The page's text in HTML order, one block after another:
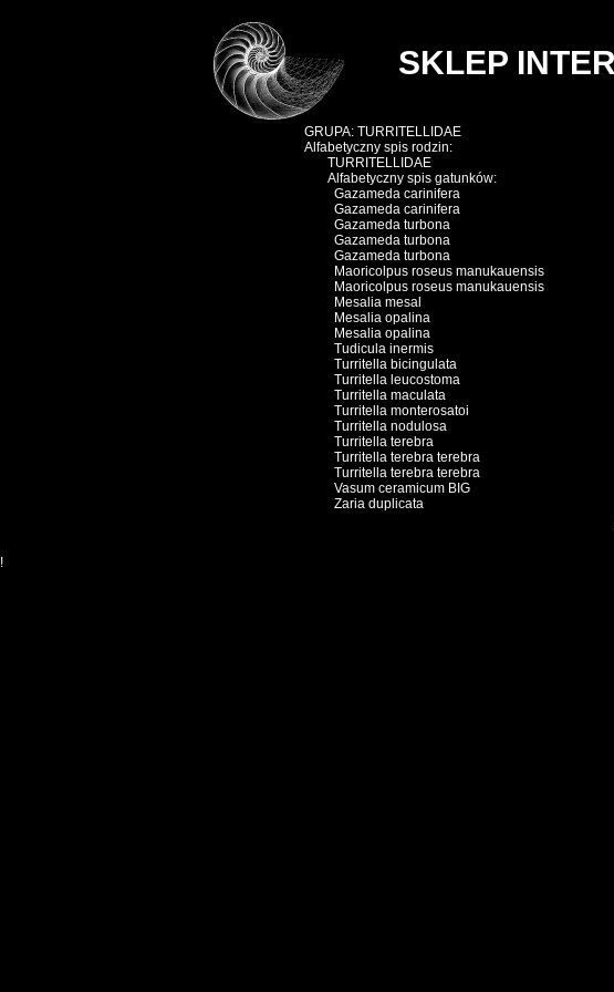
SKLEP
GRUPA: TURRITELLIDAE
Alfabetyczny spis rodzin:
TURRITELLIDAE
Alfabetyczny spis gatunków:
Gazameda carinifera
Gazameda carinifera
Gazameda turbona
Gazameda turbona
Gazameda turbona
Maoricolpus roseus manukauensis
Maoricolpus roseus manukauensis
Mesalia mesal
Mesalia opalina
Mesalia opalina
Tudicula inermis
Turritella bicingulata
Turritella leucostoma
Turritella maculata
Turritella monterosatoi
Turritella nodulosa
Turritella terebra
Turritella terebra terebra
Turritella terebra terebra
Vasum ceramicum BIG
Zaria duplicata
!